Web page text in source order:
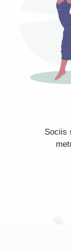
Sociis